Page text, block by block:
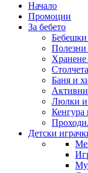
Начало
Промоции
За бебето
Бебешки
Полезни
Баня и
Люлки и
Кенгура
Детски